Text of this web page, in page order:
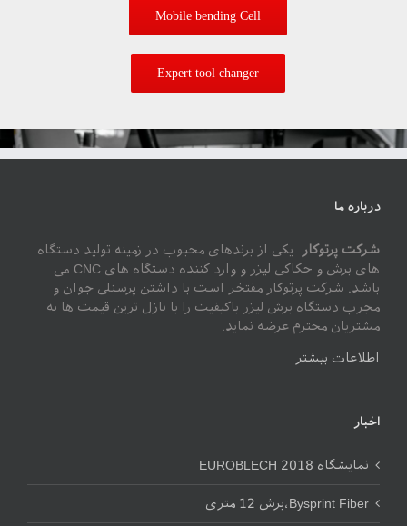
Mobile bending Cell
Expert tool changer
درباره ما
شرکت پرتوکار
یکی از برندهای محبوب در زمینه تولید دستگاه
های برش و حکاکی لیزر و وارد کننده دستگاه های CNC می
باشد. شرکت پرتوکار مفتخر است با داشتن پرسنلی جوان و
مجرب دستگاه برش لیزر باکیفیت را با نازل ترین قیمت ها به
مشتریان محترم عرضه نماید.
اطلاعات بیشتر
اخبار
نمایشگاه EUROBLECH 2018
Bysprint Fiber،برش 12 متری